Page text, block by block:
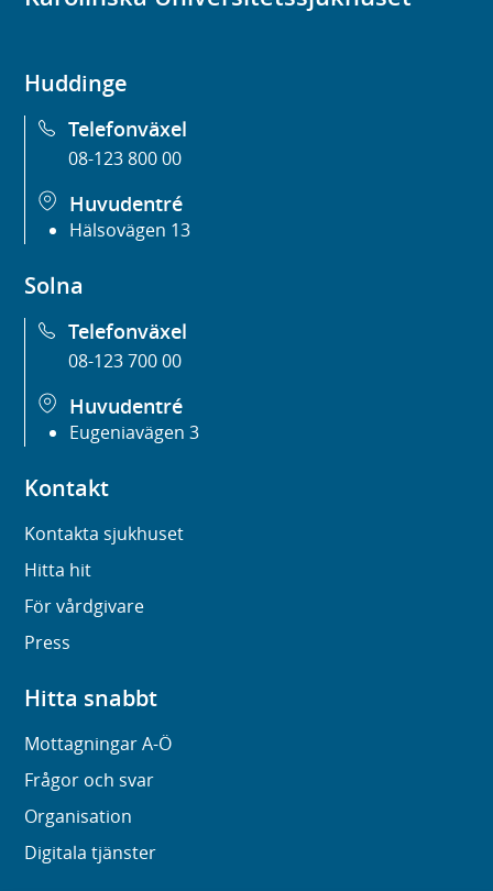
Huddinge
Telefonväxel
08-123 800 00
Huvudentré
Hälsovägen 13
Solna
Telefonväxel
08-123 700 00
Huvudentré
Eugeniavägen 3
Kontakt
Kontakta sjukhuset
Hitta hit
För vårdgivare
Press
Hitta snabbt
Mottagningar A-Ö
Frågor och svar
Organisation
Digitala tjänster